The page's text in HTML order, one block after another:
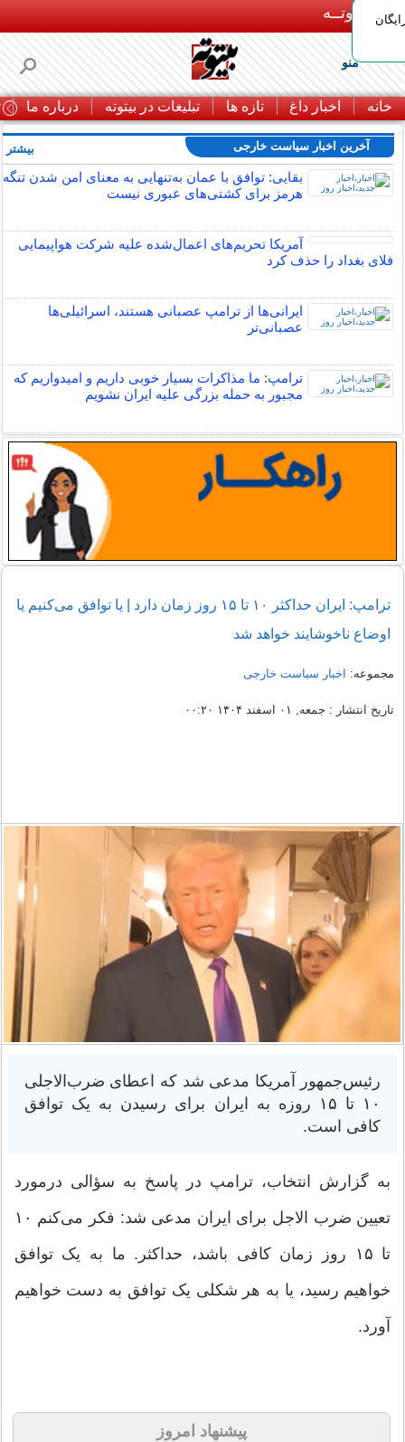
بـیتوتــه
منو
خانه اخبار داغ تازه ها تبلیغات در بیتوته درباره ما
آخرین اخبار سیاست خارجی
بقایی: توافق با عمان به‌تنهایی به معنای امن شدن تنگه
هرمز برای کشتی‌های عبوری نیست
آمریکا تحریم‌های اعمال‌شده علیه شرکت هواپیمایی
فلای بغداد را حذف کرد
ایرانی‌ها از ترامپ عصبانی هستند، اسرائیلی‌ها
عصبانی‌تر
ترامپ: ما مذاکرات بسیار خوبی داریم و امیدواریم که
مجبور به حمله بزرگی علیه ایران نشویم
بیشتر
ترامپ: ایران حداکثر ۱۰ تا ۱۵ روز زمان دارد | یا توافق می‌کنیم یا
اوضاع ناخوشایند خواهد شد
مجموعه: اخبار سیاست خارجی
تاریخ انتشار : جمعه, ۰۱ اسفند ۱۴۰۴ ۰۰:۲۰
رئیس‌جمهور آمریکا مدعی شد که اعطای ضرب‌الاجلی
۱۰ تا ۱۵ روزه به ایران برای رسیدن به یک توافق
کافی است.
به گزارش انتخاب، ترامپ در پاسخ به سؤالی درمورد
تعیین ضرب الاجل برای ایران مدعی شد: فکر می‌کنم ۱۰
تا ۱۵ روز زمان کافی باشد، حداکثر. ما به یک توافق
خواهیم رسید، یا به هر شکلی یک توافق به دست خواهیم
آورد.
پیشنهاد امروز